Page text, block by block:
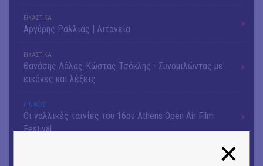
ΕΙΚΑΣΤΙΚΑ
Αργύρης Ραλλιάς | Λιτανεία
ΕΙΚΑΣΤΙΚΑ
Θανάσης Λάλας-Κώστας Τσόκλης - Συνομιλώντας με
εικόνες και λέξεις
ΚΙΝ/ΦΟΣ
Οι γαλλικές ταινίες του 16ου Athens Open Air Film
Festival